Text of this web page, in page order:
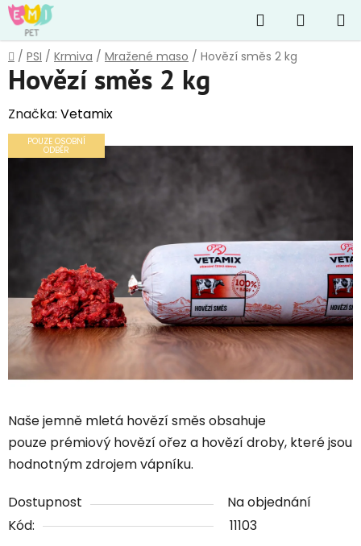
Přejít
na
obsah
Hledat
KOŠÍK
Domů
/ PSI / Krmiva / Mražené maso / Hovězí směs 2 kg
Naše jemně mletá hovězí směs obsahuje
pouze prémiový hovězí ořez a hovězí droby, které jsou
hodnotným zdrojem vápníku.
Dostupnost
Na objednání
Kód:
11103
Hovězí směs 2 kg
Značka: Vetamix
POUZE OSOBNÍ
ODBĚR